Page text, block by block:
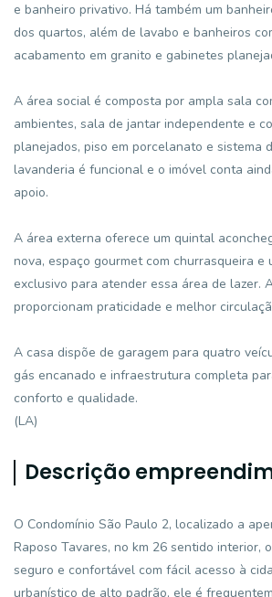
e banheiro privativo. Há também um
dos quartos, além de lavabo e banheiros
acabamento em granito e gabinetes
A área social é composta por ampla sala
ambientes, sala de jantar independente e
planejados, piso em porcelanato e sistema
lavanderia é funcional e o imóvel conta
apoio.
A área externa oferece um quintal
nova, espaço gourmet com churrasqueira e
exclusivo para atender essa área de lazer.
proporcionam praticidade e melhor
A casa dispõe de garagem para quatro
gás encanado e infraestrutura completa
conforto e qualidade.
(LA)
Descrição
O Condomínio São Paulo 2, localizado a
Raposo Tavares, no km 26 sentido interior,
seguro e confortável com fácil acesso à
urbanístico de alto padrão, ele é